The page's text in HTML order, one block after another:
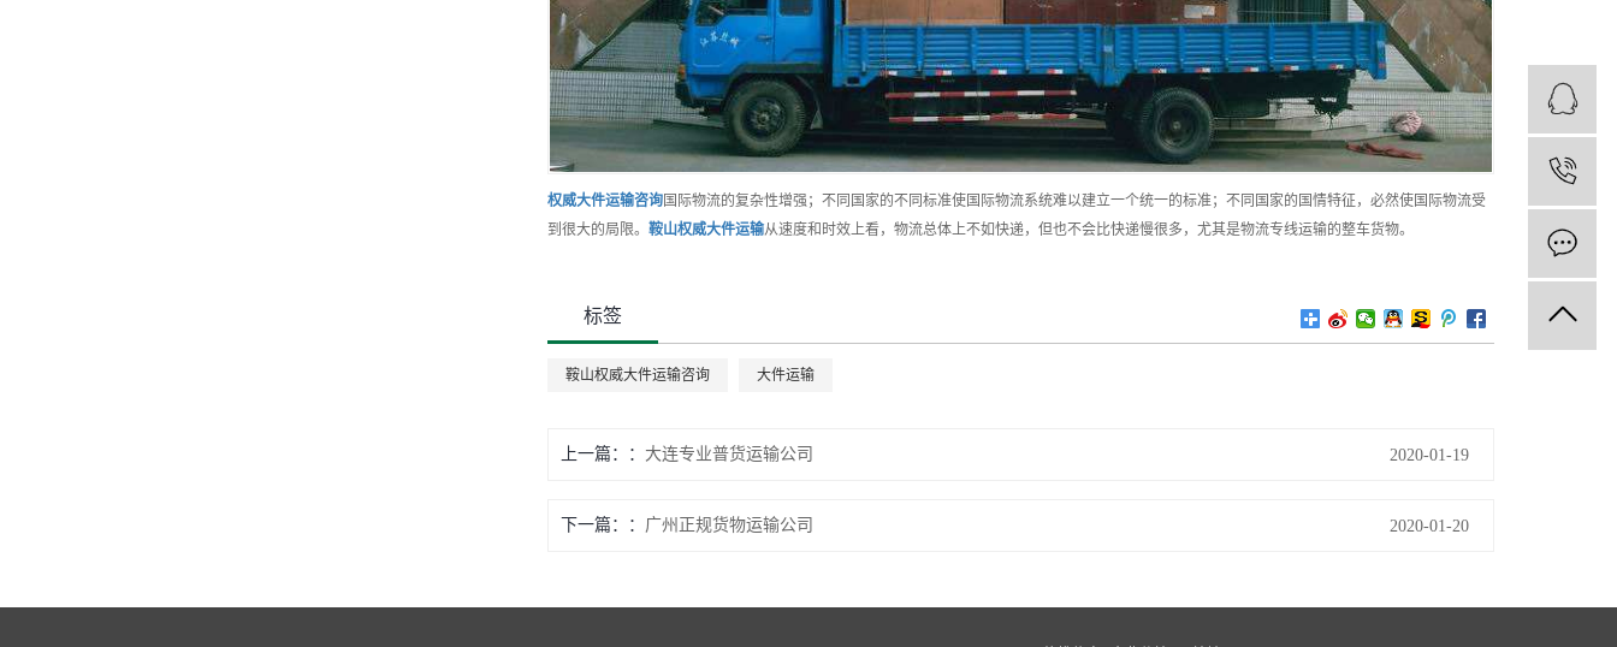
权威大件运输咨询国际物流的复杂性增强；不同国家的不同标准使国际物流系统难以建立一个统一的标准；不同国家的国情特征，必然使国际物流受
到很大的局限。 鞍山权威大件运输从速度和时效上看，物流总体上不如快递，但也不会比快递慢很多，尤其是物流专线运输的整车货物。
标签
鞍山权威大件运输咨询 大件运输
上一篇： 大连专业普货运输公司 2020-01-19
下一篇： 广州正规货物运输公司 2020-01-20